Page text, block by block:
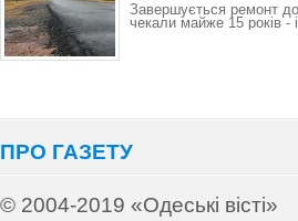
Завершується ремонт
чекали майже 15 років -
ПРО ГАЗЕТУ
© 2004-2019 «Одеські вісті»